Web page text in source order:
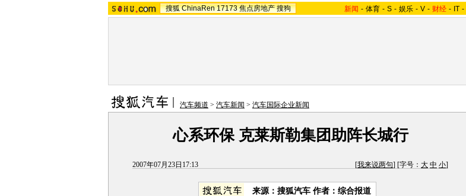
搜狐 ChinaRen 17173 焦点房地产 搜狗 新闻 - 体育 - S - 娱乐 - V - 财经 - IT -
汽车频道 > 汽车新闻 > 汽车国际企业新闻
心系环保 克莱斯勒集团助阵长城行
2007年07月23日17:13 [我来说两句] [字号： 大 中 小]
来源：搜狐汽车 作者：综合报道